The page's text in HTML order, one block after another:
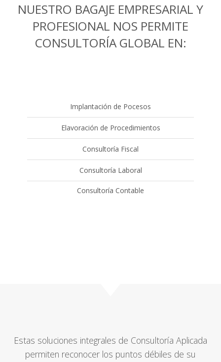
NUESTRO BAGAJE EMPRESARIAL Y
PROFESIONAL NOS PERMITE
CONSULTORÍA GLOBAL EN:
Implantación de Pocesos
Elavoración de Procedimientos
Consultoría Fiscal
Consultoría Laboral
Consultoría Contable
Estas soluciones integrales de Consultoría Aplicada
permiten reconocer los puntos débiles de su